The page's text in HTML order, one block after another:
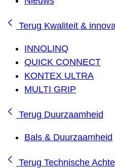
Terug Kwaliteit &
INNOLINQ
QUICK CONNECT
KONTEX ULTRA
MULTI GRIP
Terug Duurzaamheid
Bals & Duurzaamheid
Terug Technische